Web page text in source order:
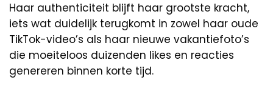
Haar authenticiteit blijft haar grootste kracht,
iets wat duidelijk terugkomt in zowel haar oude
TikTok-video’s als haar nieuwe vakantiefoto’s
die moeiteloos duizenden likes en reacties
genereren binnen korte tijd.